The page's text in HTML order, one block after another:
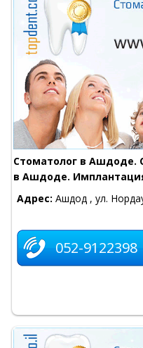
Стоматолог в Ашдоде.
в Ашдоде.
Адрес: Ашдод , ул.
052-9122398